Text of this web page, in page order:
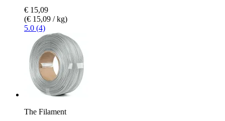
€ 15,09
(€ 15,09 / kg)
5.0 (4)
The Filament